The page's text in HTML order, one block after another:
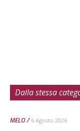
Dalla stessa
MELO 6 Agosto 2026